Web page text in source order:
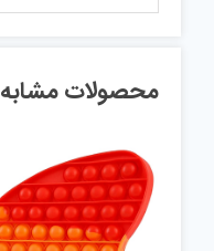
محصولات مشابه